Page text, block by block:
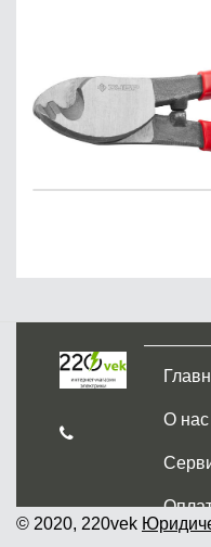
О нас
© 2020, 220vek